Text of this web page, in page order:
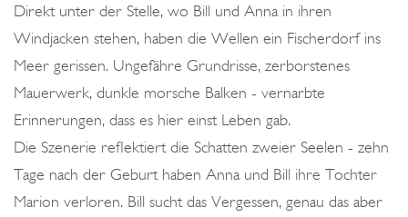
Direkt unter der Stelle, wo Bill und Anna in ihren
Windjacken stehen, haben die Wellen ein Fischerdorf ins
Meer gerissen. Ungefähre Grundrisse, zerborstenes
Mauerwerk, dunkle morsche Balken - vernarbte
Erinnerungen, dass es hier einst Leben gab.
Die Szenerie reflektiert die Schatten zweier Seelen - zehn
Tage nach der Geburt haben Anna und Bill ihre Tochter
Marion verloren. Bill sucht das Vergessen, genau das aber